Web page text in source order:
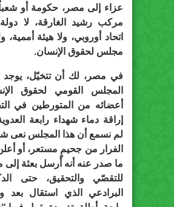
عزاء إلى مصر، حكومة أو
مركب رشيد الغارقة، لا دولة
اتحاد أوروبي، ولا هيئة أممية،
مجلس لحقوق الإنسان.
في مصر، لك أن تتخيّل،
المجلس القومي لحقوق
أعضائه من المتورطين في
إراقة دماء شهداء رابعة
لم نسمع أن هذا المجلس نعى
الفرار من جحيمٍ مستعر، أو
ما صدر عنه أنه أرسل بعثة إلى
للتقصّي والتحقيق، حتى
البرادعي الذي استقال بعد